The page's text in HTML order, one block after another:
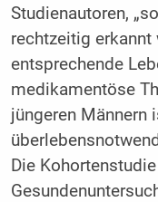
Studienautoren,
rechtzeitig erkannt
entsprechende
medikamentöse
jüngeren Männern
Die